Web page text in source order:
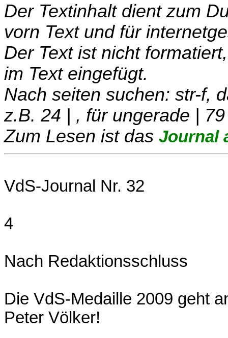
Der Textinhalt dient zum
vorn Text und für
Der Text ist nicht
im Text eingefügt.
Nach seiten suchen: str-f,
z.B. 24 | , für ungerade | 79
Zum Lesen ist das Journal
VdS-Journal Nr. 32
4
Nach Redaktionsschluss
Die VdS-Medaille 2009 geht
Peter Völker!